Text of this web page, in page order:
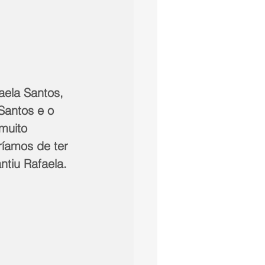
Santos,
e o
de ter
Rafaela.